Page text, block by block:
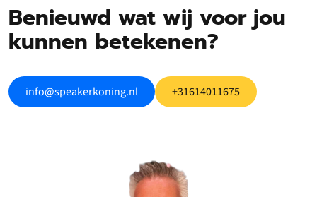
Benieuwd wat wij voor jou
kunnen betekenen?
info@speakerkoning.nl +31614011675